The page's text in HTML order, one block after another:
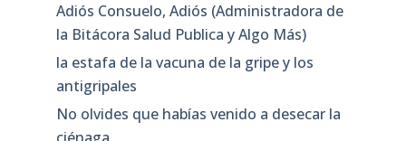
Adiós Consuelo, Adiós (Administradora de
la Bitácora Salud Publica y Algo Más)
la estafa de la vacuna de la gripe y los
antigripales
No olvides que habías venido a desecar la